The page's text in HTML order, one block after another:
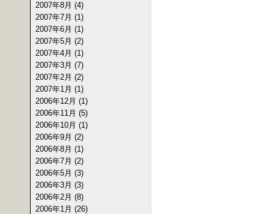
2007年8月 (4)
2007年7月 (1)
2007年6月 (1)
2007年5月 (2)
2007年4月 (1)
2007年3月 (7)
2007年2月 (2)
2007年1月 (1)
2006年12月 (1)
2006年11月 (5)
2006年10月 (1)
2006年9月 (2)
2006年8月 (1)
2006年7月 (2)
2006年5月 (3)
2006年3月 (3)
2006年2月 (8)
2006年1月 (26)